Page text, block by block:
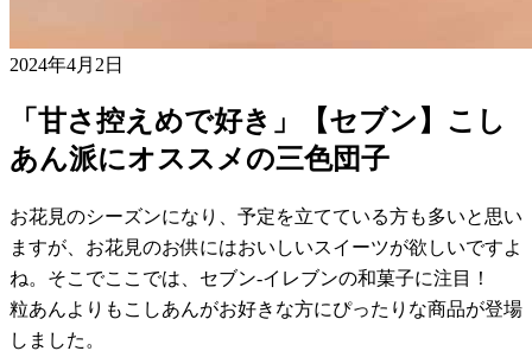
2024年4月2日
「甘さ控えめで好き」【セブン】こし
あん派にオススメの三色団子
お花見のシーズンになり、予定を立てている方も多いと思い
ますが、お花見のお供にはおいしいスイーツが欲しいですよ
ね。そこでここでは、セブン-イレブンの和菓子に注目！
粒あんよりもこしあんがお好きな方にぴったりな商品が登場
しました。